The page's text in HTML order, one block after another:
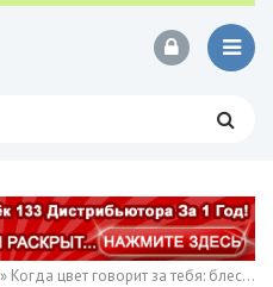
» Когда цвет говорит за тебя: блески-пламперы, которые отражают настроение